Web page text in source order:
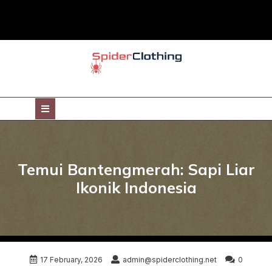
Temui Bantengmerah: Sapi Liar
Ikonik Indonesia
17 February, 2026 admin@spiderclothing.net
0